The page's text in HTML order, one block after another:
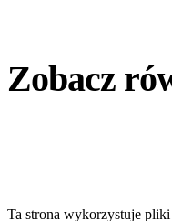
Zobacz
Ta strona wykorzystuje